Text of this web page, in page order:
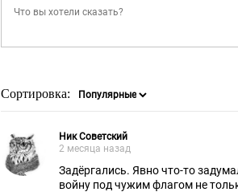
Сортировка:
Ник Советский
2 месяца назад
Задёргались. Явно что-то
войну под чужим флагом не